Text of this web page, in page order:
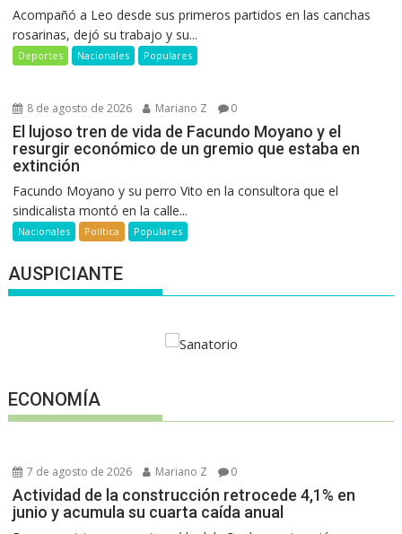
Acompañó a Leo desde sus primeros partidos en las canchas
rosarinas, dejó su trabajo y su...
Deportes Nacionales Populares
8 de agosto de 2026 Mariano Z 0
El lujoso tren de vida de Facundo Moyano y el
resurgir económico de un gremio que estaba en
extinción
Facundo Moyano y su perro Vito en la consultora que el
sindicalista montó en la calle...
Nacionales Política Populares
AUSPICIANTE
ECONOMÍA
7 de agosto de 2026 Mariano Z 0
Actividad de la construcción retrocede 4,1% en
junio y acumula su cuarta caída anual